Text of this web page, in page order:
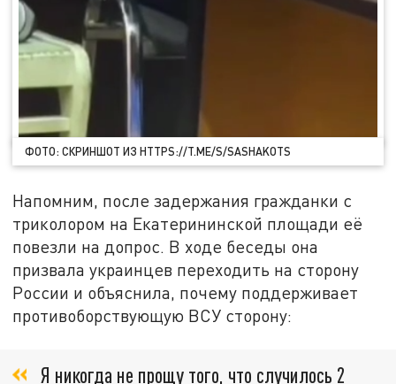
ФОТО: СКРИНШОТ ИЗ HTTPS://T.ME/S/SASHAKOTS
Напомним, после задержания гражданки с
триколором на Екатерининской площади её
повезли на допрос. В ходе беседы она
призвала украинцев переходить на сторону
России и объяснила, почему поддерживает
противоборствующую ВСУ сторону:
Я никогда не прощу того, что случилось 2